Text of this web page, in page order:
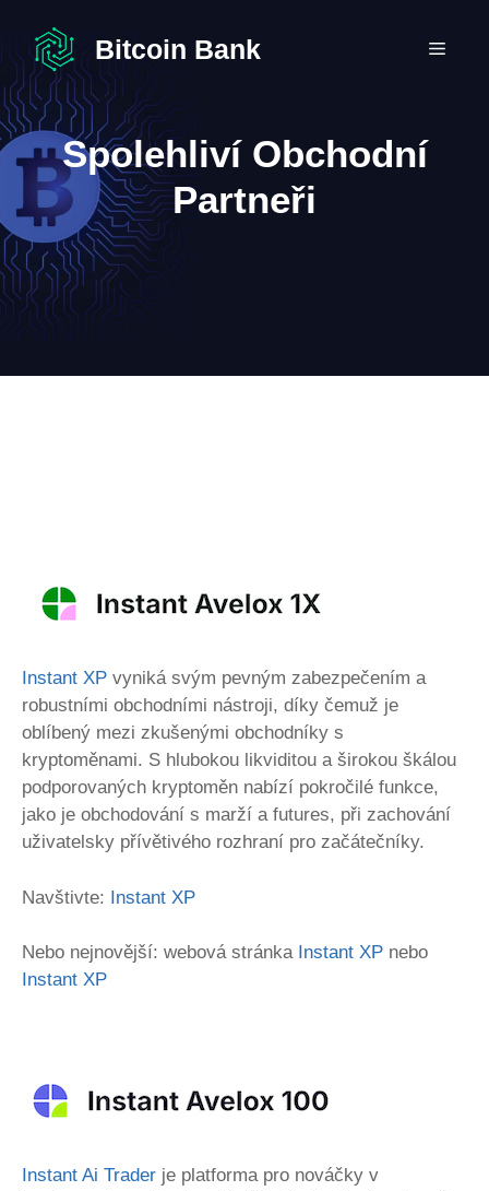
obsah
Bitcoin Bank
Spolehliví Obchodní
Partneři
Instant XP vyniká svým pevným zabezpečením a
robustními obchodními nástroji, díky čemuž je
oblíbený mezi zkušenými obchodníky s
kryptoměnami. S hlubokou likviditou a širokou škálou
podporovaných kryptoměn nabízí pokročilé funkce,
jako je obchodování s marží a futures, při zachování
uživatelsky přívětivého rozhraní pro začátečníky.
Navštivte: Instant XP
Nebo nejnovější: webová stránka Instant XP nebo
Instant XP
Instant Ai Trader je platforma pro nováčky v